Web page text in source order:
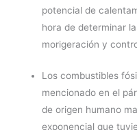
potencial de
hora de determinar
morigeración y
Los combustibles
mencionado en el
de origen humano
exponencial que